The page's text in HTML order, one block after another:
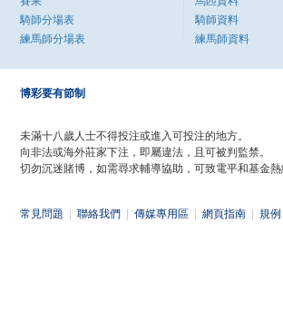
騎師分場表
練馬師分場表
騎師資料
練馬師資料
博彩要有節制
未滿十八歲人士不得投注或進入可投注的地方。
向非法或海外莊家下注，即屬違法，且可被判監禁。
切勿沉迷賭博，如需尋求輔導協助，可致電平和基金熱
常見問題 聯絡我們 傳媒專用區 網頁指南 規例